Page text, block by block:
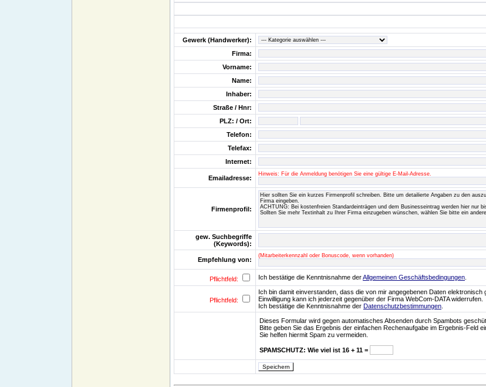
Gewerk (Handwerker):
Firma:
Vorname:
Name:
Inhaber:
Straße / Hnr:
PLZ: / Ort:
Telefon:
Telefax:
Internet:
Emailadresse:
Hinweis: Für die Anmeldung benötigen Sie eine gültige E-Mail-Adresse.
Firmenprofil:
gew. Suchbegriffe
(Keywords):
Empfehlung von:
(Mitarbeiterkennzahl oder Bonuscode, wenn vorhanden)
Pflichtfeld: Ich bestätige die Kenntnisnahme derAllgemeinen Geschäftsbedingungen
Pflichtfeld:
Ich bin damit einverstanden, dass die von mir angegebenen Daten elektronisch
Einwilligung kann ich jederzeit gegenüber der Firma WebCom-DATA widerrufen.
Ich bestätige die Kenntnisnahme der Datenschutzbestimmungen
Dieses Formular wird gegen automatisches Absenden durch Spambots
Bitte geben Sie das Ergebnis der einfachen Rechenaufgabe im Ergebnis-Feld
Sie helfen hiermit Spam zu vermeiden.
SPAMSCHUTZ: Wie viel ist 16 + 11 =